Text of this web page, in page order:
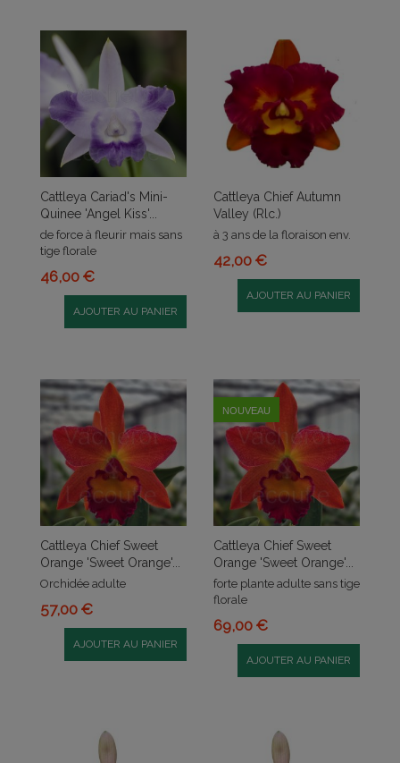
Cattleya Cariad's Mini-
Quinee 'Angel Kiss'...
de force à fleurir mais sans
tige florale
46,00 €
AJOUTER AU PANIER
Cattleya Chief Autumn
Valley (Rlc.)
à 3 ans de la floraison env.
42,00 €
AJOUTER AU PANIER
Cattleya Chief Sweet
Orange 'Sweet Orange'...
Orchidée adulte
57,00 €
AJOUTER AU PANIER
NOUVEAU
Cattleya Chief Sweet
Orange 'Sweet Orange'...
forte plante adulte sans tige
florale
69,00 €
AJOUTER AU PANIER